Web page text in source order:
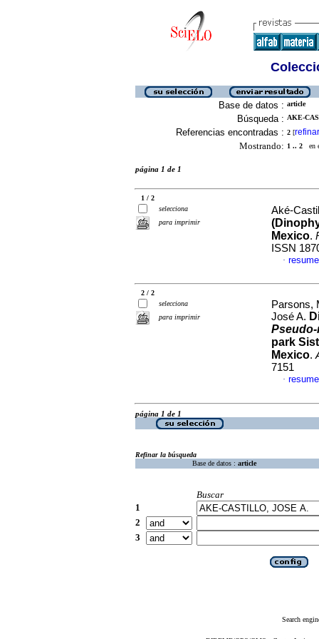
Base de datos : article
Búsqueda : AKE-
Referencias encontradas : 2 [refinar
Mostrando: 1 .. 2 en
página 1 de 1
1 / 2
selecciona
para imprimir
Aké-
Mexico.
ISSN
·
2 / 2
selecciona
para imprimir
Parsons,
José A.
park
Mexico.
7151
·
página 1 de 1
Refinar la búsqueda
Base de datos : article
Buscar
1
2
3
Search